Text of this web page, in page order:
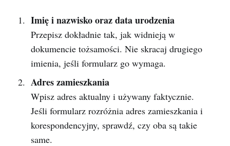
Imię i nazwisko oraz data urodzenia
Przepisz dokładnie tak, jak widnieją w
dokumencie tożsamości. Nie skracaj drugiego
imienia, jeśli formularz go wymaga.
Adres zamieszkania
Wpisz adres aktualny i używany faktycznie.
Jeśli formularz rozróżnia adres zamieszkania i
korespondencyjny, sprawdź, czy oba są takie
same.